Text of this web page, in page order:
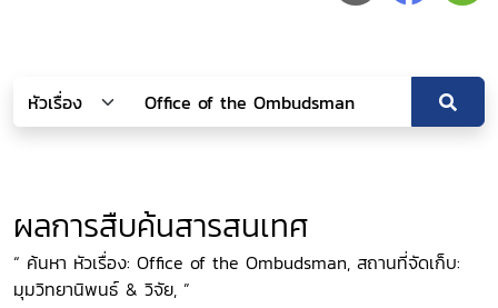
ผลการสืบค้นสารสนเทศ
“ ค้นหา หัวเรื่อง: Office of the Ombudsman, สถานที่จัดเก็บ:
มุมวิทยานิพนธ์ & วิจัย, ”